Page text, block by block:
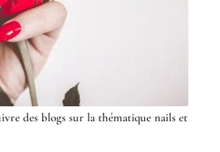
des blogs sur la thématique nails et